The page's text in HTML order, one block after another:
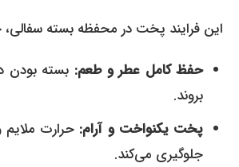
این فرایند پخت در محفظه بسته
حفظ کامل عطر و طعم: بسته بودن
بروند.
پخت یکنواخت و آرام: حرارت
جلوگیری می‌کند.